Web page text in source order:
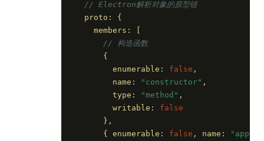
// Electron解析对象的原型链
  proto: {
    members: [
// 构造函数
      {
        enumerable:
false ,
        name:
"constructor" ,
        type:
"method" ,
        writable:
false
      },
      {
enumerable : false , name : "apply"